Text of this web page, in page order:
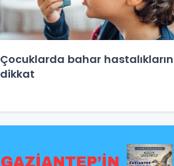
Çocuklarda bahar
dikkat